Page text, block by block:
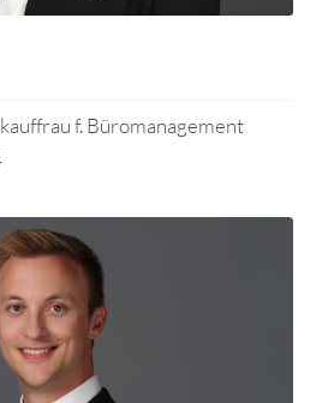
f. Büromanagement